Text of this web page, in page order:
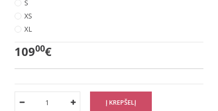
S
XS
XL
10900€